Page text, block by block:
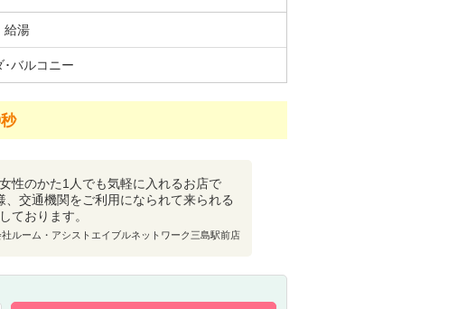
給湯
バルコニー
性のかた1人でも気軽に入れるお店で
交通機関をご利用になられて来られる
ております。
ルーム・アシストエイブルネットワーク三島駅前店